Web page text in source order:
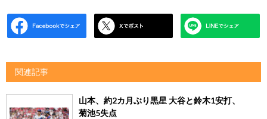
関連記事
山本、約2カ月ぶり黒星 大谷と鈴木1安打、
菊池5失点